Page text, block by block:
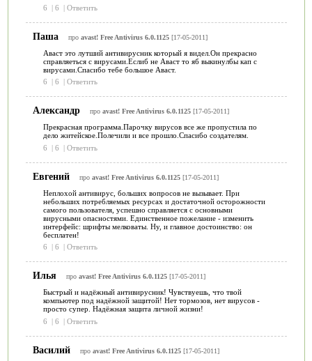
6
| 6 | Ответить
Паша про avast! Free Antivirus 6.0.1125[17-05-2011]
Аваст это лутший антивирусник который я видел.Он прекрасно
справляеться с вирусами.Еслиб не Аваст то яб выкинулбы кап с
вирусами.Спасибо тебе большое Аваст.
6
| 6 | Ответить
Александр про avast! Free Antivirus 6.0.1125[17-05-2011]
Прекрасная программа.Парочку вирусов все же пропустила по
дело житейское.Полечили и все прошло.Спасибо создателям.
6
| 6 | Ответить
Евгений про avast! Free Antivirus 6.0.1125[17-05-2011]
Неплохой антивирус, больших вопросов не вызывает. При
небольших потребляемых ресурсах и достаточной осторожности
самого пользователя, успешно справляется с основными
вирусными опасностями. Единственное пожелание - изменить
интерфейс: шрифты мелковаты. Ну, и главное достоинство: он
бесплатен!
6
| 6 | Ответить
Илья про avast! Free Antivirus 6.0.1125[17-05-2011]
Быстрый и надёжный антивирусник! Чувствуешь, что твой
компьютер под надёжной защитой! Нет тормозов, нет вирусов -
просто супер. Надёжная защита личной жизни!
6
| 6 | Ответить
Василий про avast! Free Antivirus 6.0.1125[17-05-2011]